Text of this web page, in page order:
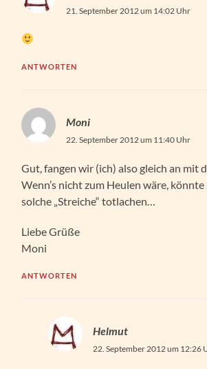
21. September 2012 um 14:02 Uhr
ANTWORTEN
Moni
22. September 2012 um 11:40 Uhr
Gut, fangen wir (ich) also gleich an mit
Wenn’s nicht zum Heulen wäre,
solche „Streiche“ totlachen…
Liebe Grüße
Moni
ANTWORTEN
Helmut
22. September 2012 um 12:26